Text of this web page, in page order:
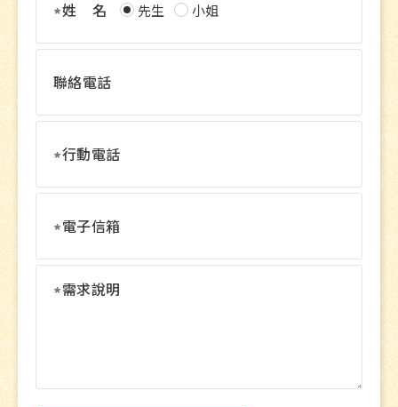
姓 名 先生 小姐
聯絡電話
行動電話
電子信箱
需求說明